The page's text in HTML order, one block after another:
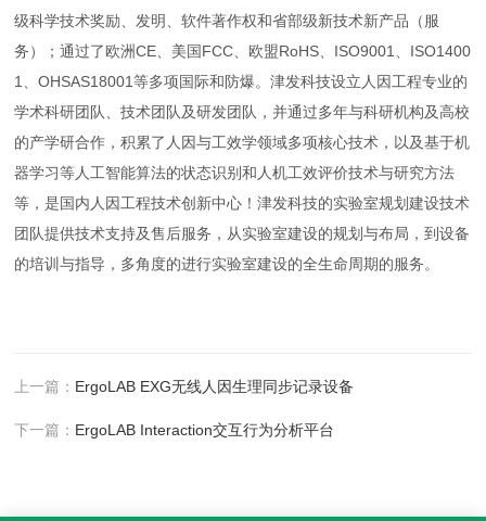
级科学技术奖励、发明、软件著作权和省部级新技术新产品（服
务）；通过了欧洲CE、美国FCC、欧盟RoHS、ISO9001、ISO1400
1、OHSAS18001等多项国际和防爆。津发科技设立人因工程专业的
学术科研团队、技术团队及研发团队，并通过多年与科研机构及高校
的产学研合作，积累了人因与工效学领域多项核心技术，以及基于机
器学习等人工智能算法的状态识别和人机工效评价技术与研究方法
等，是国内人因工程技术创新中心！津发科技的实验室规划建设技术
团队提供技术支持及售后服务，从实验室建设的规划与布局，到设备
的培训与指导，多角度的进行实验室建设的全生命周期的服务。
上一篇： ErgoLAB EXG无线人因生理同步记录设备
下一篇： ErgoLAB Interaction交互行为分析平台